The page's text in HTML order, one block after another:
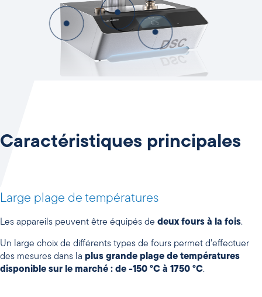
Caractéristiques principales
Large plage de températures
Les appareils peuvent être équipés de deux fours à la fois.
Un large choix de différents types de fours permet d’effectuer
des mesures dans la plus grande plage de températures
disponible sur le marché : de -150 °C à 1750 °C.